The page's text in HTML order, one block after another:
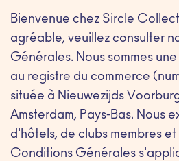
Bienvenue chez Sircle
agréable, veuillez consulter
Générales. Nous sommes
au registre du commerce
située à Nieuwezijds
Amsterdam, Pays-Bas. Nous
d'hôtels, de clubs membres
Conditions Générales